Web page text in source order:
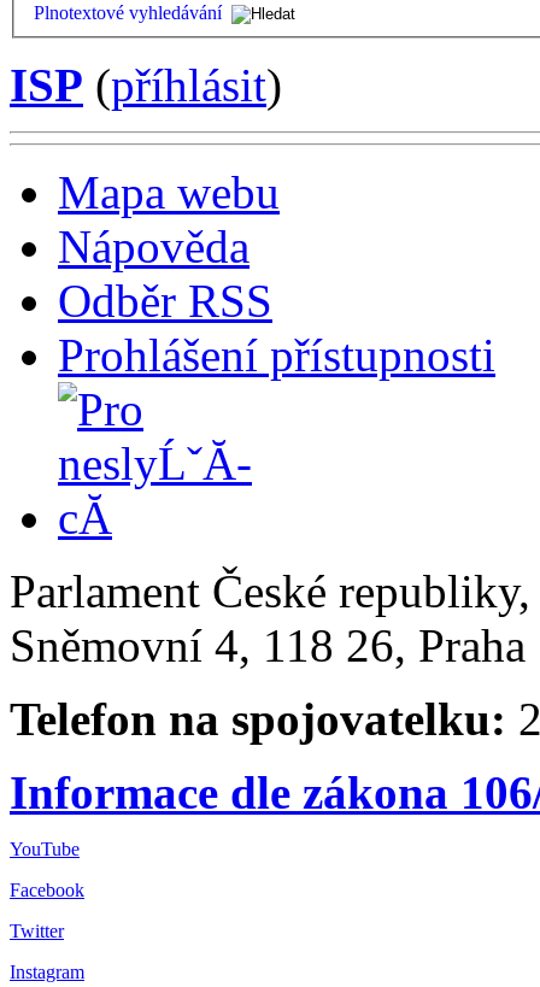
Plnotextové vyhledávání
ISP (příhlásit)
Mapa webu
Nápověda
Odběr RSS
Prohlášení přístupnosti
Parlament České
Sněmovní 4, 118 26,
Telefon na spojovatelku:
Informace dle zákona
YouTube
Facebook
Twitter
Instagram